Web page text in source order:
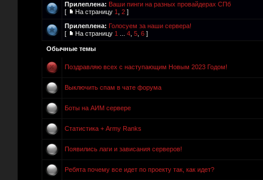
Прилеплена: Ваши пинги на разных провайдерах СПб
[
На страницу 1 2 ]
Прилеплена: Голосуем за наши сервера!
[
На страницу 1 4 5 6 ]
Обычные темы
Поздравляю всех с наступающим Новым 2023 Годом!
Выключить спам в чате форума
Боты на АИМ сервере
Статистика + Army Ranks
Появились лаги и зависания серверов!
Ребята почему все идет по проекту так, как идет?